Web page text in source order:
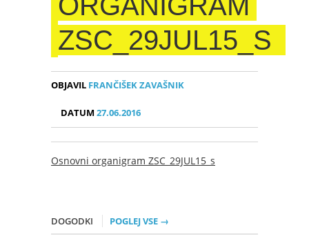
ZSC_29JUL15_S
OBJAVIL FRANČIŠEK ZAVAŠNIK
DATUM27.06.2016
Osnovni organigram ZSC_29JUL15_s
DOGODKI POGLEJ VSE →